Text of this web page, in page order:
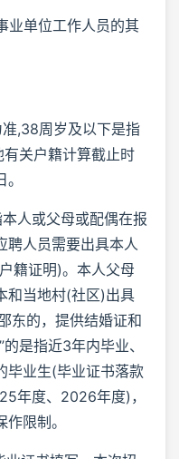
业单位工作人员的其
,38周岁及以下是指
关户籍计算截止时
人或父母或配偶在报
聘人员需要出具本人
籍证明)。本人父母
和当地村(社区)出具
东的，提供结婚证和
是指近3年内毕业、
毕业生(毕业证书落款
年度、2026年度)，
限制。‌